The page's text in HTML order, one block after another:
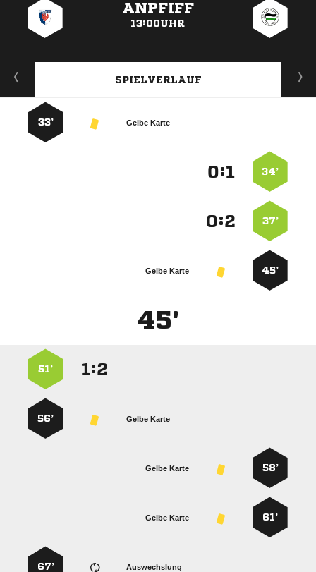
ANPFIFF
13:00UHR
SPIELVERLAUF
Gelbe Karte
33’
34’
:
37’
:
45’
Gelbe Karte
45'
:
51’
Gelbe Karte
56’
58’
Gelbe Karte
61’
Gelbe Karte
Auswechslung
67’